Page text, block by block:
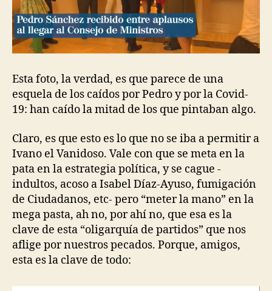
Esta foto, la verdad, es que parece de una
esquela de los caídos por Pedro y por la Covid-
19: han caído la mitad de los que pintaban algo.
Claro, es que esto es lo que no se iba a permitir a
Ivano el Vanidoso. Vale con que se meta en la
pata en la estrategia política, y se cague -
indultos, acoso a Isabel Díaz-Ayuso, fumigación
de Ciudadanos, etc- pero “meter la mano” en la
mega pasta, ah no, por ahí no, que esa es la
clave de esta “oligarquía de partidos” que nos
aflige por nuestros pecados. Porque, amigos,
esta es la clave de todo: